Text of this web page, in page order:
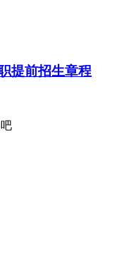
提前招生章程